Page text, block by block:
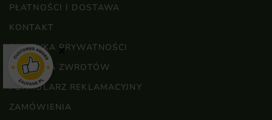
PŁATNOŚCI I DOSTAWA
KONTAKT
POLITYKA PRYWATNOŚCI
POLITYKA ZWROTÓW
FORMULARZ REKLAMACYJNY
ZAMÓWIENIA
×